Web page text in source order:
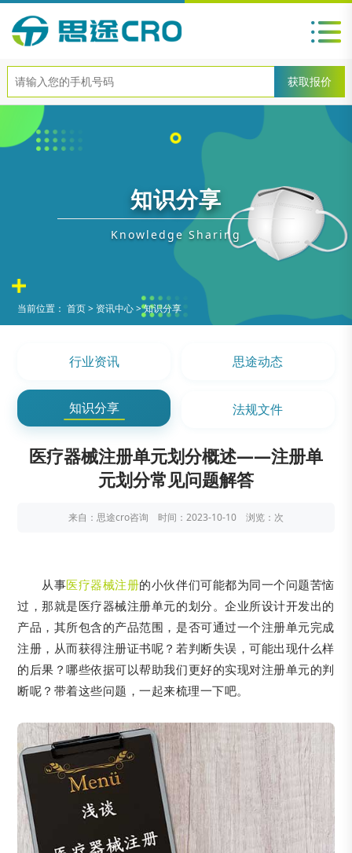
知识分享
Knowledge Sharing
当前位置：首页> 资讯中心>知识分享
行业资讯 思途动态
知识分享 法规文件
医疗器械注册单元划分概述——注册单
元划分常见问题解答
来自：思途cro咨询 时间：2023-10-10 浏览： 次
从事医疗器械注册的小伙伴们可能都为同一个问题苦恼
过，那就是医疗器械注册单元的划分。企业所设计开发出的
产品，其所包含的产品范围，是否可通过一个注册单元完成
注册，从而获得注册证书呢？若判断失误，可能出现什么样
的后果？哪些依据可以帮助我们更好的实现对注册单元的判
断呢？带着这些问题，一起来梳理一下吧。